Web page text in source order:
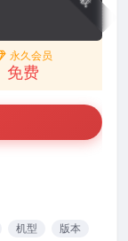
永久会员
免费
机型
版本